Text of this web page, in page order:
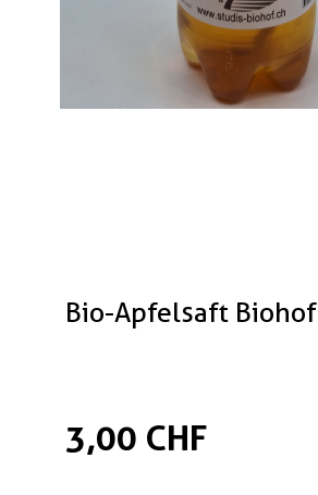
Bio-Apfelsaft Biohof
3,00 CHF